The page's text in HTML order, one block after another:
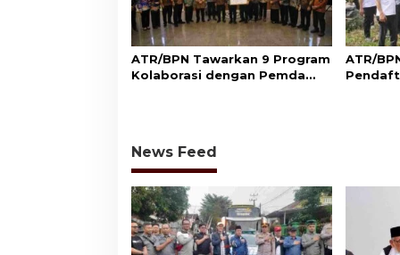
ATR/BPN Tawarkan 9 Program
Kolaborasi dengan Pemda
ATR/
News Feed